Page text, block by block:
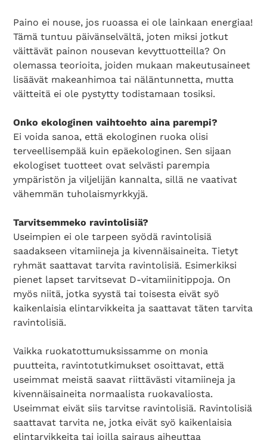
Paino ei nouse, jos ruoassa ei ole lainkaan energiaa!
Tämä tuntuu päivänselvältä, joten miksi jotkut
väittävät painon nousevan kevyttuotteilla? On
olemassa teorioita, joiden mukaan makeutusaineet
lisäävät makeanhimoa tai näläntunnetta, mutta
väitteitä ei ole pystytty todistamaan tosiksi.
Onko ekologinen vaihtoehto aina parempi?
Ei voida sanoa, että ekologinen ruoka olisi
terveellisempää kuin epäekologinen. Sen sijaan
ekologiset tuotteet ovat selvästi parempia
ympäristön ja viljelijän kannalta, sillä ne vaativat
vähemmän tuholaismyrkkyjä.
Tarvitsemmeko ravintolisiä?
Useimpien ei ole tarpeen syödä ravintolisiä
saadakseen vitamiineja ja kivennäisaineita. Tietyt
ryhmät saattavat tarvita ravintolisiä. Esimerkiksi
pienet lapset tarvitsevat D-vitamiinitippoja. On
myös niitä, jotka syystä tai toisesta eivät syö
kaikenlaisia elintarvikkeita ja saattavat täten tarvita
ravintolisiä.
Vaikka ruokatottumuksissamme on monia
puutteita, ravintotutkimukset osoittavat, että
useimmat meistä saavat riittävästi vitamiineja ja
kivennäisaineita normaalista ruokavaliosta.
Useimmat eivät siis tarvitse ravintolisiä. Ravintolisiä
saattavat tarvita ne, jotka eivät syö kaikenlaisia
elintarvikkeita tai joilla sairaus aiheuttaa